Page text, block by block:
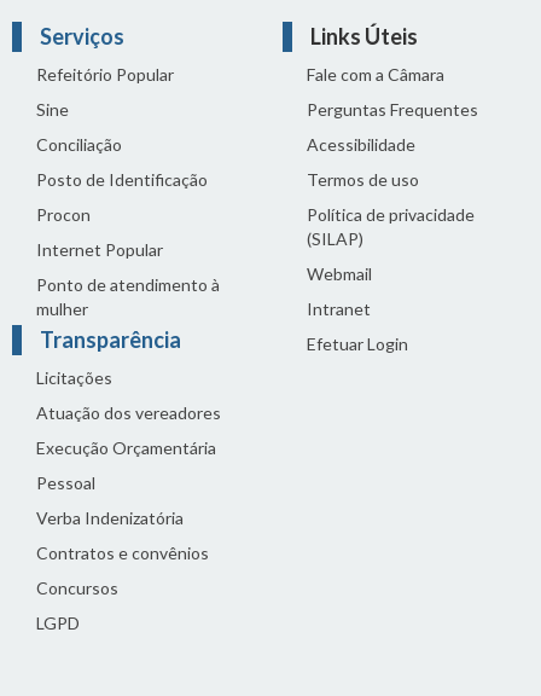
Serviços
Refeitório Popular
Sine
Conciliação
Posto de Identificação
Procon
Internet Popular
Ponto de atendimento à
mulher
Transparência
Licitações
Atuação dos vereadores
Execução Orçamentária
Pessoal
Verba Indenizatória
Contratos e convênios
Concursos
LGPD
Links Úteis
Fale com a Câmara
Perguntas Frequentes
Acessibilidade
Termos de uso
Política de privacidade
(SILAP)
Webmail
Intranet
Efetuar Login